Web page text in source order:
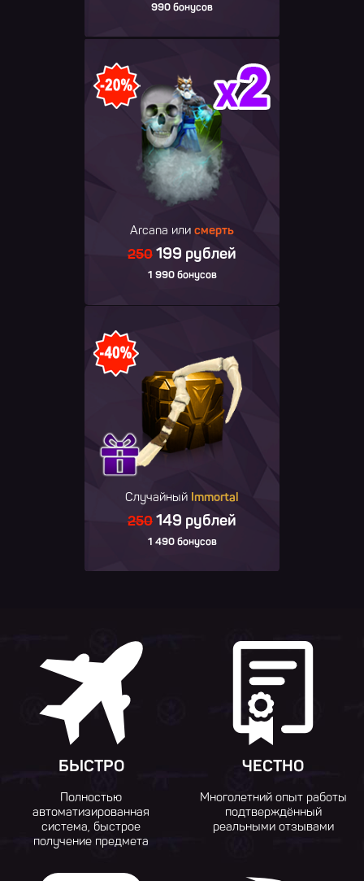
990 бонусов
Arcana или смерть
250 199 рублей
1 990 бонусов
Случайный Immortal
250 149 рублей
1 490 бонусов
БЫСТРО
Полностью
автоматизированная
система, быстрое
получение предмета
ЧЕСТНО
Многолетний опыт работы
подтверждённый
реальными отзывами